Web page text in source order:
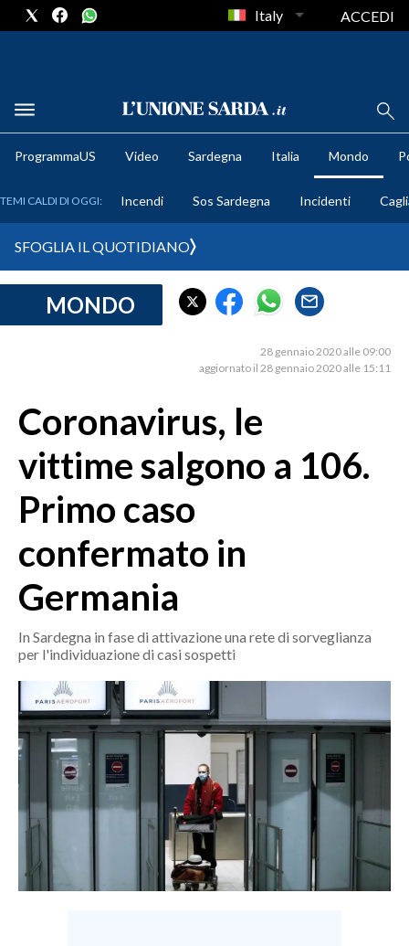
METEO
CRONACA SARDEGNA
MEDIO CAMPIDANO
SASSARI E PROVINCIA
GALLURA
NUORO E PROVINCIA
OGLIASTRA
AGENDA
ITALIA
MONDO
POLITICA
ECONOMIA
SERVIZI ALLE IMPRESE
BANDI
Italy ACCEDI
ProgrammaUS Video Sardegna Italia Mondo
TEMI CALDI DI OGGI: Incendi Sos Sardegna Incidenti
SFOGLIA IL QUOTIDIANO
MONDO
28 gennaio 2020 alle 09:00
aggiornato il 28 gennaio 2020 alle 15:11
Coronavirus, le
vittime salgono a 106.
Primo caso
confermato in
Germania
In Sardegna in fase di attivazione una rete di sorveglianza
per l'individuazione di casi sospetti